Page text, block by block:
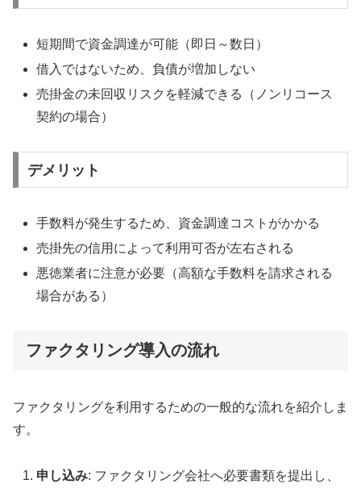
短期間で資金調達が可能（即日～数日）
借入ではないため、負債が増加しない
売掛金の未回収リスクを軽減できる（ノンリコース
契約の場合）
デメリット
手数料が発生するため、資金調達コストがかかる
売掛先の信用によって利用可否が左右される
悪徳業者に注意が必要（高額な手数料を請求される
場合がある）
ファクタリング導入の流れ
ファクタリングを利用するための一般的な流れを紹介しま
す。
申し込み: ファクタリング会社へ必要書類を提出し、